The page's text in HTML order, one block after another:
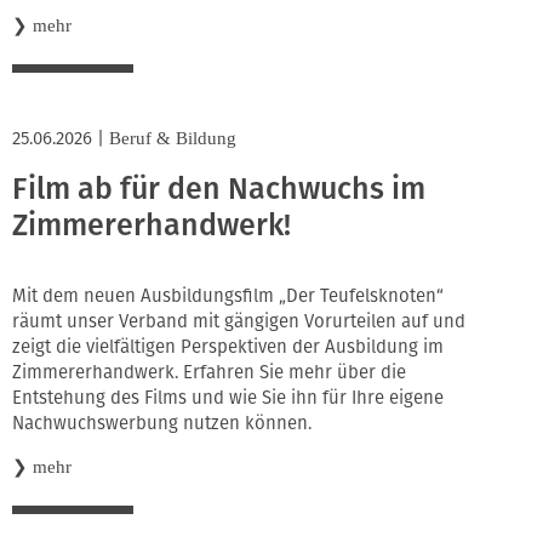
❯ mehr
25.06.2026 Beruf & Bildung
Film ab für den Nachwuchs im
Zimmererhandwerk!
Mit dem neuen Ausbildungsfilm „Der Teufelsknoten“
räumt unser Verband mit gängigen Vorurteilen auf und
zeigt die vielfältigen Perspektiven der Ausbildung im
Zimmererhandwerk. Erfahren Sie mehr über die
Entstehung des Films und wie Sie ihn für Ihre eigene
Nachwuchswerbung nutzen können.
❯ mehr